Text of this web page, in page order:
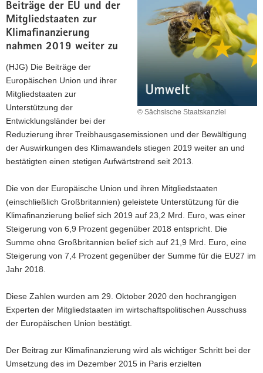
© Sächsische Staatskanzlei
Beiträge der EU und der
Mitgliedstaaten zur
Klimafinanzierung
nahmen 2019 weiter zu
(HJG) Die Beiträge der
Europäischen Union und ihrer
Mitgliedstaaten zur
Unterstützung der
Entwicklungsländer bei der
Reduzierung ihrer Treibhausgasemissionen und der Bewältigung
der Auswirkungen des Klimawandels stiegen 2019 weiter an und
bestätigten einen stetigen Aufwärtstrend seit 2013.
Die von der Europäische Union und ihren Mitgliedstaaten
(einschließlich Großbritannien) geleistete Unterstützung für die
Klimafinanzierung belief sich 2019 auf 23,2 Mrd. Euro, was einer
Steigerung von 6,9 Prozent gegenüber 2018 entspricht. Die
Summe ohne Großbritannien belief sich auf 21,9 Mrd. Euro, eine
Steigerung von 7,4 Prozent gegenüber der Summe für die EU27 im
Jahr 2018.
Diese Zahlen wurden am 29. Oktober 2020 den hochrangigen
Experten der Mitgliedstaaten im wirtschaftspolitischen Ausschuss
der Europäischen Union bestätigt.
Der Beitrag zur Klimafinanzierung wird als wichtiger Schritt bei der
Umsetzung des im Dezember 2015 in Paris erzielten